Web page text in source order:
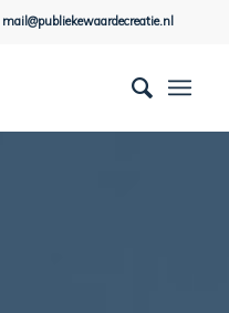
mail@publiekewaardecreatie.nl